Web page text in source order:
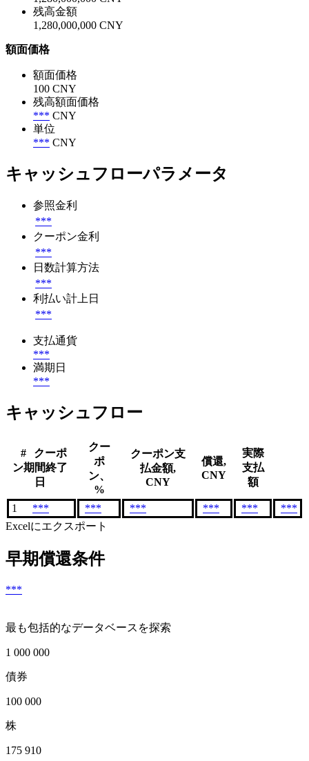
残高金額
1,280,000,000 CNY
額面価格
額面価格
100 CNY
残高額面価格
*** CNY
単位
*** CNY
キャッシュフローパラメータ
参照金利
***
クーポン金利
***
日数計算方法
***
利払い計上日
***
支払通貨
***
満期日
***
キャッシュフロー
#
クーポ
ン期間終了
日
クー
ポ
ン、
%
クーポン支
払金額,
CNY
償還,
CNY
実際
支払
額
1 *** *** *** *** ***
***
Excelにエクスポート
早期償還条件
***
最も包括的なデータベースを探索
1 000 000
債券
100 000
株
175 910